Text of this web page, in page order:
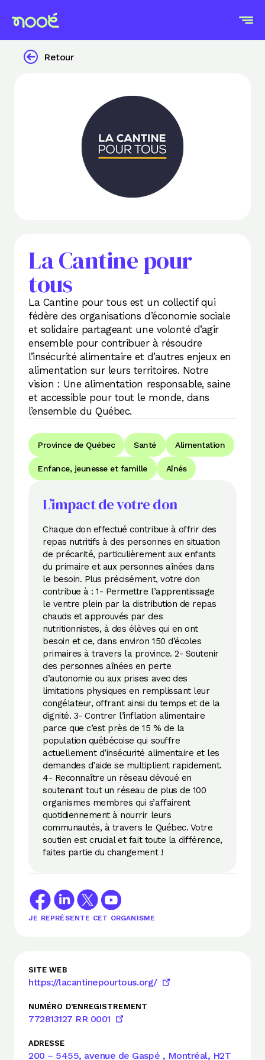
Retour
La Cantine pour
tous
La Cantine pour tous est un collectif qui
fédère des organisations d’économie sociale
et solidaire partageant une volonté d’agir
ensemble pour contribuer à résoudre
l’insécurité alimentaire et d’autres enjeux en
alimentation sur leurs territoires. Notre
vision : Une alimentation responsable, saine
et accessible pour tout le monde, dans
l’ensemble du Québec.
Province de Québec Santé Alimentation
Enfance, jeunesse et famille Aînés
L’impact de votre don
Chaque don effectué contribue à offrir des
repas nutritifs à des personnes en situation
de précarité, particulièrement aux enfants
du primaire et aux personnes aînées dans
le besoin. Plus précisément, votre don
contribue à : 1- Permettre l’apprentissage
le ventre plein par la distribution de repas
chauds et approuvés par des
nutritionnistes, à des élèves qui en ont
besoin et ce, dans environ 150 d’écoles
primaires à travers la province. 2- Soutenir
des personnes aînées en perte
d’autonomie ou aux prises avec des
limitations physiques en remplissant leur
congélateur, offrant ainsi du temps et de la
dignité. 3- Contrer l’inflation alimentaire
parce que c’est près de 15 % de la
population québécoise qui souffre
actuellement d’insécurité alimentaire et les
demandes d’aide se multiplient rapidement.
4- Reconnaître un réseau dévoué en
soutenant tout un réseau de plus de 100
organismes membres qui s’affairent
quotidiennement à nourrir leurs
communautés, à travers le Québec. Votre
soutien est crucial et fait toute la différence,
faites partie du changement !
JE REPRÉSENTE CET ORGANISME
SITE WEB
https://lacantinepourtous.org/
NUMÉRO D’ENREGISTREMENT
772813127 RR 0001
ADRESSE
200 – 5455, avenue de Gaspé , Montréal, H2T